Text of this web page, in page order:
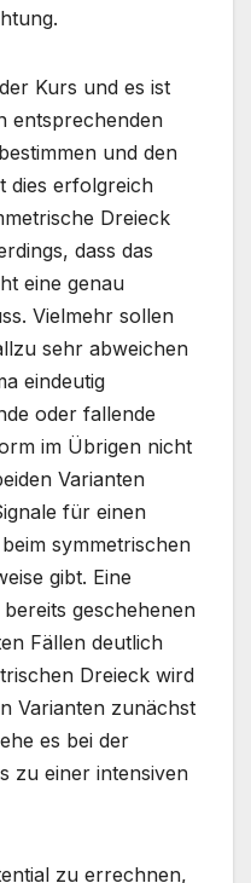
Kurs und es ist
entsprechenden
und den
dies erfolgreich
Dreieck
dass das
eine genau
Vielmehr sollen
sehr abweichen
eindeutig
oder fallende
im Übrigen nicht
Varianten
für einen
symmetrischen
gibt. Eine
geschehenen
Fällen deutlich
Dreieck wird
Varianten zunächst
es bei der
zu einer intensiven
zu errechnen,